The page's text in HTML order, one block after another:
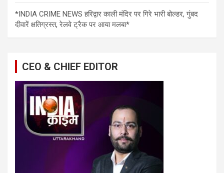
*INDIA CRIME NEWS हरिद्वार काली मंदिर पर गिरे भारी बोल्डर, गुंबद
दीवारें क्षतिग्रस्त, रेलवे ट्रैक पर आया मलबा*
CEO & CHIEF EDITOR